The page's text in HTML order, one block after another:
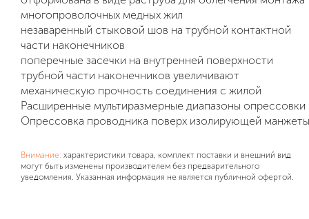
многопроволочных медных жил
незаваренный стыковой шов на трубной контактной
части наконечников
поперечные засечки на внутренней поверхности
трубной части наконечников увеличивают
механическую прочность соединения с жилой
Расширенные мультиразмерные диапазоны опрессовки
Опрессовка проводника поверх изолирующей манжеты
Внимание: характеристики товара, комплект поставки и внешний вид
могут быть изменены производителем без предварительного
уведомления. Указанная информация не является публичной офертой.